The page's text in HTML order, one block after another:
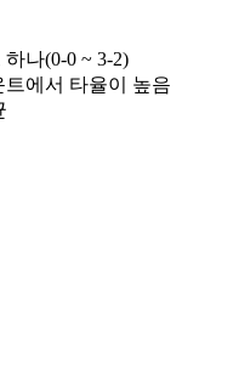
나(0-0 ~ 3-2)
에서 타율이 높음